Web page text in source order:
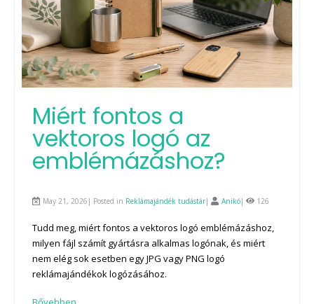
Miért fontos a
vektoros logó az
emblémázáshoz?
May 21, 2026| Posted in Reklámajándék tudástár| Anikó| 126
Tudd meg, miért fontos a vektoros logó emblémázáshoz,
milyen fájl számít gyártásra alkalmas logónak, és miért
nem elég sok esetben egy JPG vagy PNG logó
reklámajándékok logózásához.